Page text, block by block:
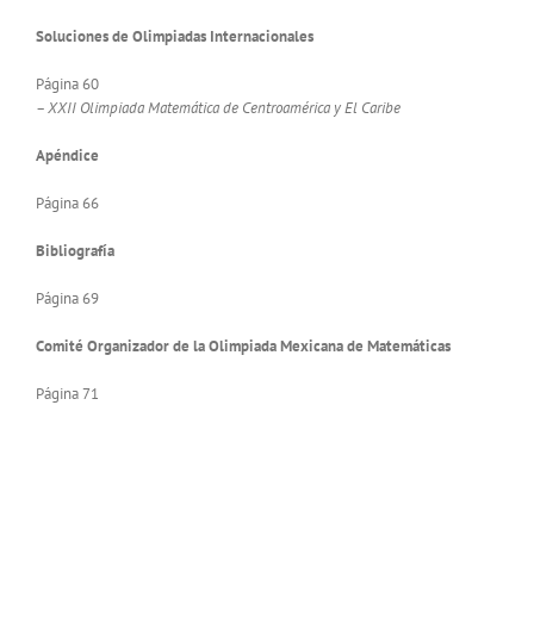
Soluciones de Olimpiadas Internacionales
Página 60
– XXII Olimpiada Matemática de Centroamérica y El Caribe
Apéndice
Página 66
Bibliografía
Página 69
Comité Organizador de la Olimpiada Mexicana de Matemáticas
Página 71